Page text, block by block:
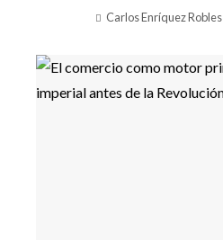
Carlos Enríquez Robles